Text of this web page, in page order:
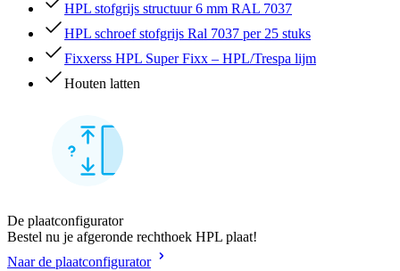
HPL stofgrijs structuur 6 mm RAL 7037
HPL schroef stofgrijs Ral 7037 per 25 stuks
Fixxerss HPL Super Fixx – HPL/Trespa lijm
Houten latten
De plaatconfigurator
Bestel nu je afgeronde rechthoek HPL plaat!
Naar de plaatconfigurator